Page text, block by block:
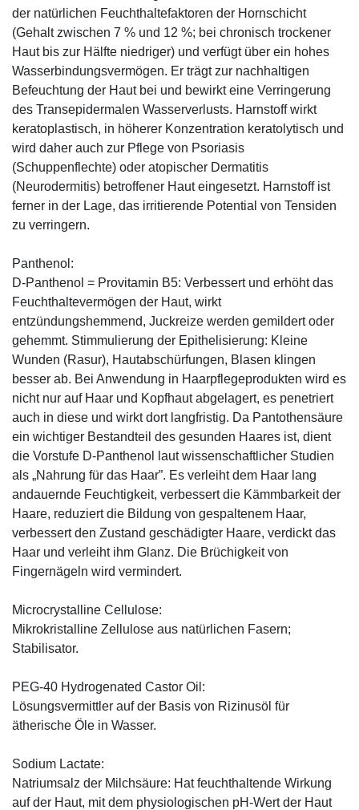
der natürlichen Feuchthaltefaktoren der Hornschicht
(Gehalt zwischen 7 % und 12 %; bei chronisch trockener
Haut bis zur Hälfte niedriger) und verfügt über ein hohes
Wasserbindungsvermögen. Er trägt zur nachhaltigen
Befeuchtung der Haut bei und bewirkt eine Verringerung
des Transepidermalen Wasserverlusts. Harnstoff wirkt
keratoplastisch, in höherer Konzentration keratolytisch und
wird daher auch zur Pflege von Psoriasis
(Schuppenflechte) oder atopischer Dermatitis
(Neurodermitis) betroffener Haut eingesetzt. Harnstoff ist
ferner in der Lage, das irritierende Potential von Tensiden
zu verringern.
Panthenol:
D-Panthenol = Provitamin B5: Verbessert und erhöht das
Feuchthaltevermögen der Haut, wirkt
entzündungshemmend, Juckreize werden gemildert oder
gehemmt. Stimmulierung der Epithelisierung: Kleine
Wunden (Rasur), Hautabschürfungen, Blasen klingen
besser ab. Bei Anwendung in Haarpflegeprodukten wird es
nicht nur auf Haar und Kopfhaut abgelagert, es penetriert
auch in diese und wirkt dort langfristig. Da Pantothensäure
ein wichtiger Bestandteil des gesunden Haares ist, dient
die Vorstufe D-Panthenol laut wissenschaftlicher Studien
als „Nahrung für das Haar”. Es verleiht dem Haar lang
andauernde Feuchtigkeit, verbessert die Kämmbarkeit der
Haare, reduziert die Bildung von gespaltenem Haar,
verbessert den Zustand geschädigter Haare, verdickt das
Haar und verleiht ihm Glanz. Die Brüchigkeit von
Fingernägeln wird vermindert.
Microcrystalline Cellulose:
Mikrokristalline Zellulose aus natürlichen Fasern;
Stabilisator.
PEG-40 Hydrogenated Castor Oil:
Lösungsvermittler auf der Basis von Rizinusöl für
ätherische Öle in Wasser.
Sodium Lactate:
Natriumsalz der Milchsäure: Hat feuchthaltende Wirkung
auf der Haut, mit dem physiologischen pH-Wert der Haut